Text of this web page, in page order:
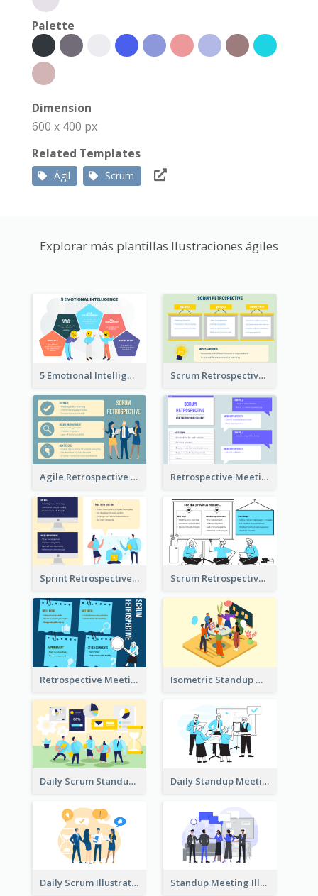
Palette
Dimension
600 x 400 px
Related Templates
Ágil Scrum
Explorar más plantillas Ilustraciones ágiles
5 Emotional Intelligence Illustration Scrum Retrospective Meeting Questions
Agile Retrospective Template Retrospective Meeting Questions
Sprint Retrospective Illustration Scrum Retrospective Meeting Illustration
Retrospective Meeting Ideas Isometric Standup Meeting Illustration
Daily Scrum Standup Meeting Illustration Daily Standup Meeting Illustration
Daily Scrum Illustration Standup Meeting Illustration